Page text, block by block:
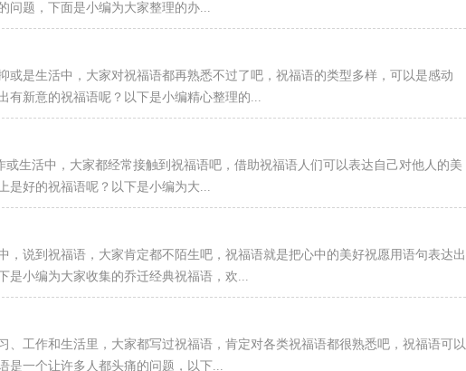
问题，下面是小编为大家整理的办...
或是生活中，大家对祝福语都再熟悉不过了吧，祝福语的类型多样，可以是感动
有新意的祝福语呢？以下是小编精心整理的...
生活中，大家都经常接触到祝福语吧，借助祝福语人们可以表达自己对他人的美
是好的祝福语呢？以下是小编为大...
，说到祝福语，大家肯定都不陌生吧，祝福语就是把心中的美好祝愿用语句表达出
是小编为大家收集的乔迁经典祝福语，欢...
、工作和生活里，大家都写过祝福语，肯定对各类祝福语都很熟悉吧，祝福语可以
是一个让许多人都头痛的问题，以下...